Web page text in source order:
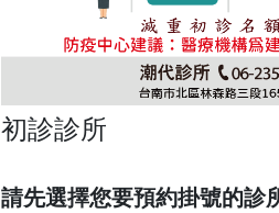
初診診所
請先選擇您要預約掛號的診